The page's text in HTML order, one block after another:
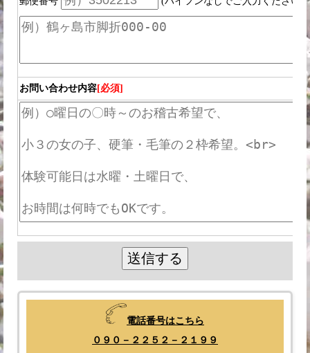
お問い合わせ内容[必須]
電話番号はこちら
０９０－２２５２－２１９９